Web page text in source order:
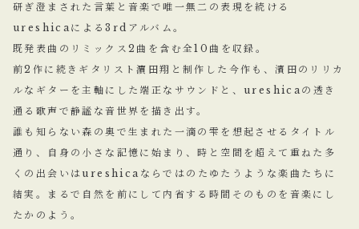
研ぎ澄まされた言葉と音楽で唯一無二の表現を続ける
ureshicaによる3rdアルバム。
既発表曲のリミックス2曲を含む全10曲を収録。
前2作に続きギタリスト濵田翔と制作した今作も、濱田のリリカ
ルなギターを主軸にした端正なサウンドと、ureshicaの透き
通る歌声で静謐な音世界を描き出す。
誰も知らない森の奥で生まれた一滴の雫を想起させるタイトル
通り、自身の小さな記憶に始まり、時と空間を超えて重ねた多
くの出会いはureshicaならではのたゆたうような楽曲たちに
結実。まるで自然を前にして内省する時間そのものを音楽にし
たかのよう。